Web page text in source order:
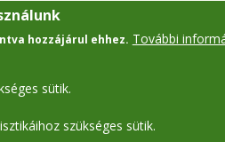
hozzájárul ehhez. További
sütik.
szükséges sütik.